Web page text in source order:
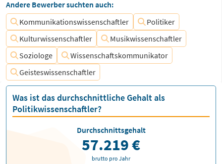
Andere Bewerber suchten auch:
Kommunikationswissenschaftler
Politiker
Kulturwissenschaftler
Musikwissenschaftler
Soziologe
Wissenschaftskommunikator
Geisteswissenschaftler
Was ist das durchschnittliche Gehalt als
Politikwissenschaftler?
Durchschnittsgehalt
57.219 €
brutto pro Jahr